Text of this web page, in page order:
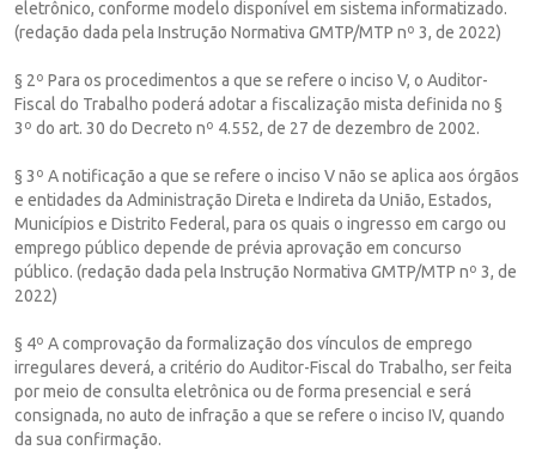
eletrônico, conforme modelo disponível em sistema informatizado.
(redação dada pela Instrução Normativa GMTP/MTP nº 3, de 2022)
§ 2º Para os procedimentos a que se refere o inciso V, o Auditor-
Fiscal do Trabalho poderá adotar a fiscalização mista definida no §
3º do art. 30 do Decreto nº 4.552, de 27 de dezembro de 2002.
§ 3º A notificação a que se refere o inciso V não se aplica aos órgãos
e entidades da Administração Direta e Indireta da União, Estados,
Municípios e Distrito Federal, para os quais o ingresso em cargo ou
emprego público depende de prévia aprovação em concurso
público. (redação dada pela Instrução Normativa GMTP/MTP nº 3, de
2022)
§ 4º A comprovação da formalização dos vínculos de emprego
irregulares deverá, a critério do Auditor-Fiscal do Trabalho, ser feita
por meio de consulta eletrônica ou de forma presencial e será
consignada, no auto de infração a que se refere o inciso IV, quando
da sua confirmação.